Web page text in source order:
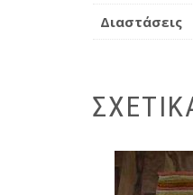
Διαστάσεις